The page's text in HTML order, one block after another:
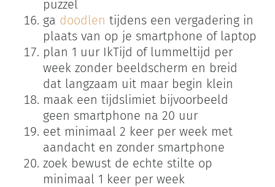
puzzel
ga doodlen tijdens een vergadering in
plaats van op je smartphone of laptop
plan 1 uur IkTijd of lummeltijd per
week zonder beeldscherm en breid
dat langzaam uit maar begin klein
maak een tijdslimiet bijvoorbeeld
geen smartphone na 20 uur
eet minimaal 2 keer per week met
aandacht en zonder smartphone
zoek bewust de echte stilte op
minimaal 1 keer per week